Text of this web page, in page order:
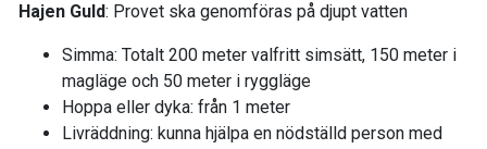
Hajen Guld: Provet ska genomföras på djupt vatten
Simma: Totalt 200 meter valfritt simsätt, 150 meter i
magläge och 50 meter i ryggläge
Hoppa eller dyka: från 1 meter
Livräddning: kunna hjälpa en nödställd person med